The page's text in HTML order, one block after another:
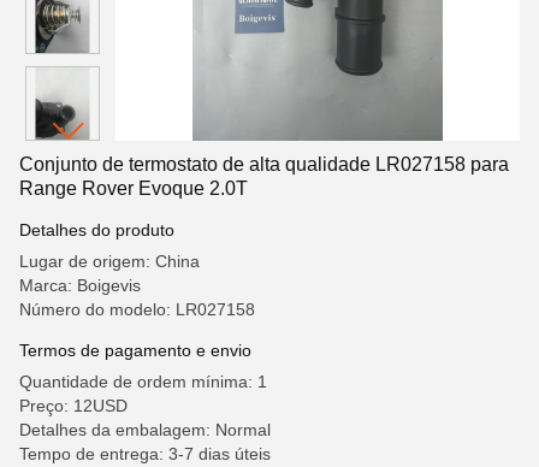
Conjunto de termostato de alta qualidade LR027158 para
Range Rover Evoque 2.0T
Detalhes do produto
Lugar de origem: China
Marca: Boigevis
Número do modelo: LR027158
Termos de pagamento e envio
Quantidade de ordem mínima: 1
Preço: 12USD
Detalhes da embalagem: Normal
Tempo de entrega: 3-7 dias úteis